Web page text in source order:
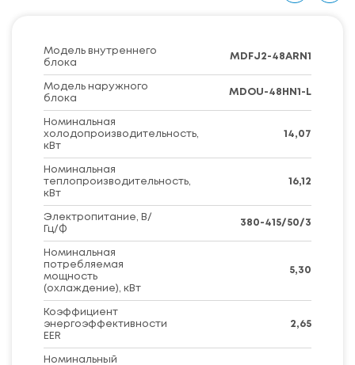
Модель внутреннего
блока
MDFJ2-48ARN1
Модель наружного
блока
MDOU-48HN1-L
Номинальная
холодопроизводительность,
кВт
14,07
Номинальная
теплопроизводительность,
кВт
16,12
Электропитание, В/
Гц/Ф
380-415/50/3
Номинальная
потребляемая
мощность
(охлаждение), кВт
5,30
Коэффициент
энергоэффективности
EER
2,65
Номинальный